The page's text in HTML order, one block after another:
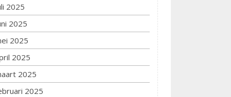
2025
2025
2025
2025
2025
2025